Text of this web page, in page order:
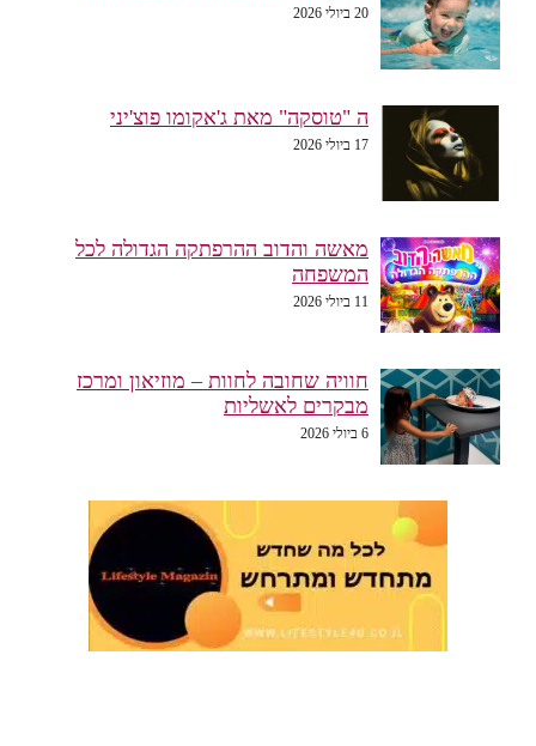
20 ביולי 2026
ה "טוסקה" מאת ג'אקומו פוצ'יני
17 ביולי 2026
מאשה והדוב ההרפתקה הגדולה לכל
המשפחה
11 ביולי 2026
חוויה שחובה לחוות – מוזיאון ומרכז
מבקרים לאשליות
6 ביולי 2026